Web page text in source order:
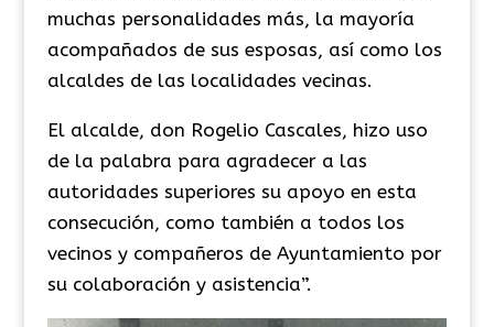
muchas personalidades más, la mayoría
acompañados de sus esposas, así como los
alcaldes de las localidades vecinas.
El alcalde, don Rogelio Cascales, hizo uso
de la palabra para agradecer a las
autoridades superiores su apoyo en esta
consecución, como también a todos los
vecinos y compañeros de Ayuntamiento por
su colaboración y asistencia”.